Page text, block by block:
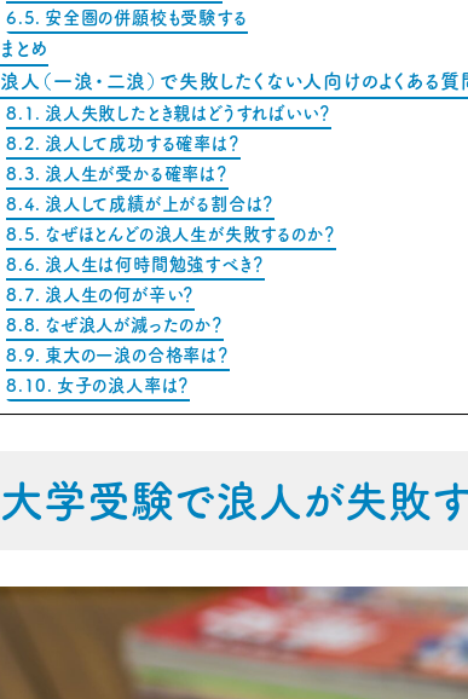
安全圏の併願校も受験する
まとめ
浪人（一浪・二浪）で失敗したくない人向けのよくある
浪人失敗したとき親はどうすればいい？
浪人して成功する確率は？
浪人生が受かる確率は？
浪人して成績が上がる割合は？
なぜほとんどの浪人生が失敗するのか？
浪人生は何時間勉強すべき？
浪人生の何が辛い？
なぜ浪人が減ったのか？
東大の一浪の合格率は？
女子の浪人率は？
大学受験で浪人が失敗